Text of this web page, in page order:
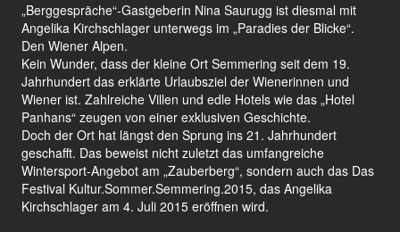
„Berggespräche“-Gastgeberin Nina Saurugg ist diesmal mit
Angelika Kirchschlager unterwegs im „Paradies der Blicke“.
Den Wiener Alpen.
Kein Wunder, dass der kleine Ort Semmering seit dem 19.
Jahrhundert das erklärte Urlaubsziel der Wienerinnen und
Wiener ist. Zahlreiche Villen und edle Hotels wie das „Hotel
Panhans“ zeugen von einer exklusiven Geschichte.
Doch der Ort hat längst den Sprung ins 21. Jahrhundert
geschafft. Das beweist nicht zuletzt das umfangreiche
Wintersport-Angebot am „Zauberberg“, sondern auch das Das
Festival Kultur.Sommer.Semmering.2015, das Angelika
Kirchschlager am 4. Juli 2015 eröffnen wird.